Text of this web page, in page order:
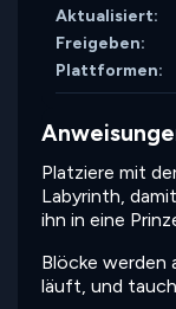
Aktualisiert:
Freigeben:
Plattformen:
Platziere mit
Labyrinth,
ihn in eine
Blöcke werden
läuft, und